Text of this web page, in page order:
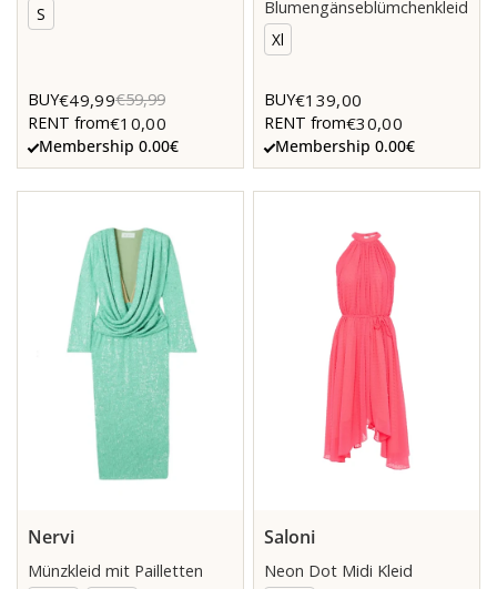
S
BUY€49,99€59,99
RENT from€10,00
Membership 0.00€
Blumengänseblümchenkleid
Xl
BUY€139,00
RENT from€30,00
Membership 0.00€
Nervi
Münzkleid mit Pailletten
Saloni
Neon Dot Midi Kleid